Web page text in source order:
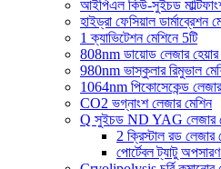
আইপিএল কিউ-সুইচড
হাইড্রা ফেসিয়াল ডার্মাব্রেশন
1 ক্যাভিটেশন মেশিনে 5টি
808nm ডায়োড লেজার হেয়ার
980nm ভাস্কুলার রিমুভাল
1064nm পিকোসেকেন্ড
CO2 ভগ্নাংশ লেজার মেশিন
Q সুইচড ND YAG লেজার
2 ক্রিস্টাল রড লেজার
পোর্টেবল ট্যাটু